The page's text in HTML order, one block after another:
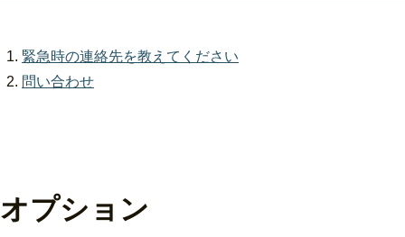
緊急時の連絡先を教えてください
問い合わせ
オプション